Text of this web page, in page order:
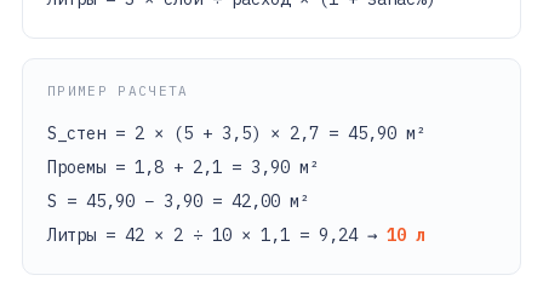
ПРИМЕР РАСЧЕТА
S_стен = 2 × (5 + 3,5) × 2,7 = 45,90 м²
Проемы = 1,8 + 2,1 = 3,90 м²
S = 45,90 − 3,90 = 42,00 м²
Литры = 42 × 2 ÷ 10 × 1,1 = 9,24 → 10 л